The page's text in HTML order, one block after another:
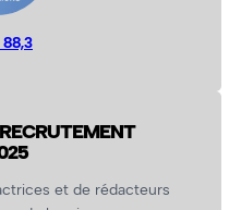
et de rédacteurs